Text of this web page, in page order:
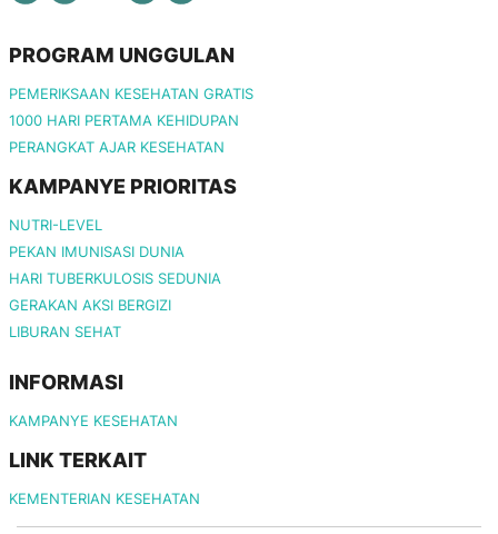
PROGRAM UNGGULAN
PEMERIKSAAN KESEHATAN GRATIS
1000 HARI PERTAMA KEHIDUPAN
PERANGKAT AJAR KESEHATAN
KAMPANYE PRIORITAS
NUTRI-LEVEL
PEKAN IMUNISASI DUNIA
HARI TUBERKULOSIS SEDUNIA
GERAKAN AKSI BERGIZI
LIBURAN SEHAT
INFORMASI
KAMPANYE KESEHATAN
LINK TERKAIT
KEMENTERIAN KESEHATAN